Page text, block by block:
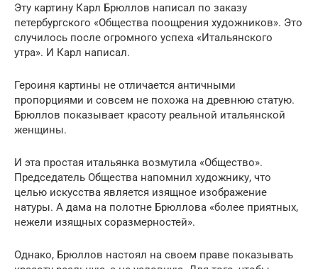
Эту картину Карл Брюллов написал по заказу
петербургского «Общества поощрения художников». Это
случилось после огромного успеха «Итальянского
утра». И Карл написал.
Героиня картины не отличается античными
пропорциями и совсем не похожа на древнюю статую.
Брюллов показывает красоту реальной итальянской
женщины.
И эта простая итальянка возмутила «Общество».
Председатель Общества напомнил художнику, что
целью искусства является изящное изображение
натуры. А дама на полотне Брюллова «более приятных,
нежели изящных соразмерностей».
Однако, Брюллов настоял на своем праве показывать